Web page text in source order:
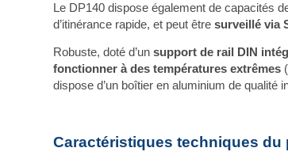
Le DP140 dispose également de capacités
d’itinérance rapide, et peut êtresurveillé via
Robuste, doté d’unsupport de rail DIN
fonctionner à des températures extrêmes
dispose d’un boîtier en aluminium de qualité
Caractéristiques techniques du